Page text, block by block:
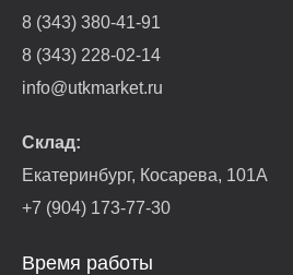
8 (343) 380-41-91
8 (343) 228-02-14
info@utkmarket.ru
Склад:
Екатеринбург, Косарева, 101А
+7 (904) 173-77-30
Время работы